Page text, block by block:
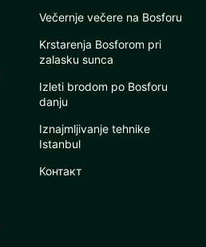
Večernje večere na Bosforu
Krstarenja Bosforom pri
zalasku sunca
Izleti brodom po Bosforu
danju
Iznajmljivanje tehnike
Istanbul
Контакт